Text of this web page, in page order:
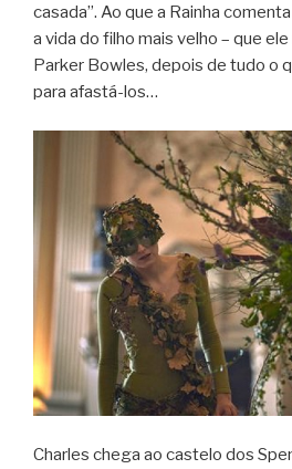
casada”. Ao que a Rainha
a vida do filho mais velho – que
Parker Bowles, depois de tudo o
para afastá-los…
Charles chega ao castelo dos